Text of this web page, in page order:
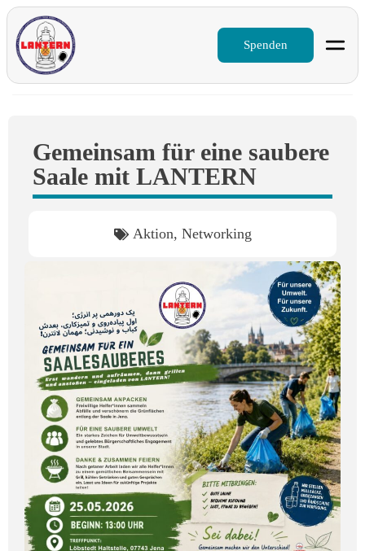
Spenden
Gemeinsam für eine saubere
Saale mit LANTERN
Aktion, Networking